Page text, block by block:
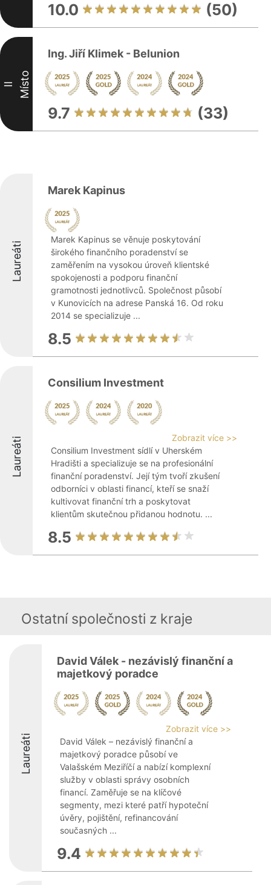
10.0 (50)
II Místo
Ing. Jiří Klimek - Belunion
9.7 (33)
Laureáti
Marek Kapinus
Marek Kapinus se věnuje poskytování
širokého finančního poradenství se
zaměřením na vysokou úroveň klientské
spokojenosti a podporu finanční
gramotnosti jednotlivců. Společnost působí
v Kunovicích na adrese Panská 16. Od roku
2014 se specializuje ...
8.5
Laureáti
Consilium Investment
Zobrazit více >>
Consilium Investment sídlí v Uherském
Hradišti a specializuje se na profesionální
finanční poradenství. Její tým tvoří zkušení
odborníci v oblasti financí, kteří se snaží
kultivovat finanční trh a poskytovat
klientům skutečnou přidanou hodnotu. ...
8.5
Ostatní společnosti z kraje
Laureáti
David Válek - nezávislý finanční a
majetkový poradce
Zobrazit více >>
David Válek – nezávislý finanční a
majetkový poradce působí ve
Valašském Meziříčí a nabízí komplexní
služby v oblasti správy osobních
financí. Zaměřuje se na klíčové
segmenty, mezi které patří hypoteční
úvěry, pojištění, refinancování
současných ...
9.4